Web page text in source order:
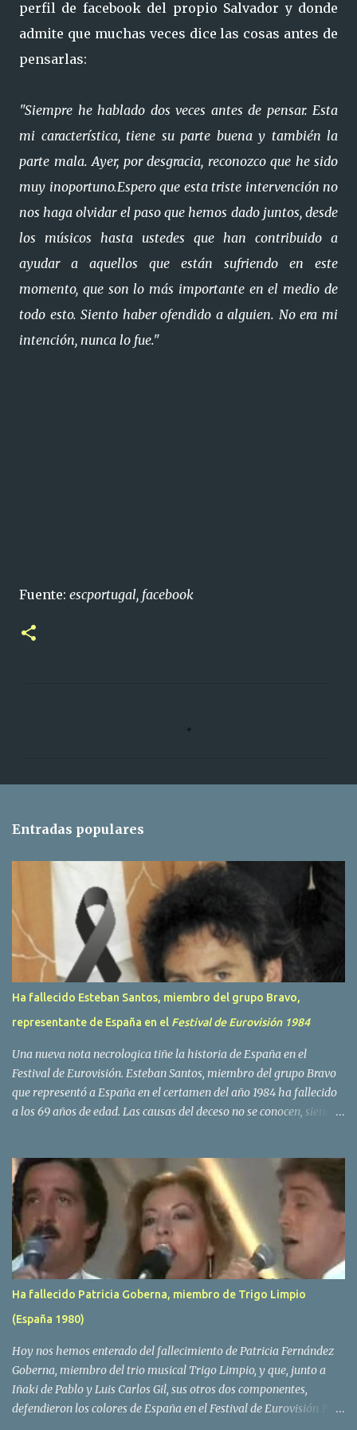
perfil de facebook del propio Salvador y donde
admite que muchas veces dice las cosas antes de
pensarlas:
"Siempre he hablado dos veces antes de pensar. Esta
mi característica, tiene su parte buena y también la
parte mala. Ayer, por desgracia, reconozco que he sido
muy inoportuno.Espero que esta triste intervención no
nos haga olvidar el paso que hemos dado juntos, desde
los músicos hasta ustedes que han contribuido a
ayudar a aquellos que están sufriendo en este
momento, que son lo más importante en el medio de
todo esto. Siento haber ofendido a alguien. No era mi
intención, nunca lo fue."
Fuente: escportugal, facebook
r
s
Entradas populares
Ha fallecido Esteban Santos, miembro del grupo Bravo,
representante de España en el Festival de Eurovisión 1984
Una nueva nota necrologica tiñe la historia de España en el
Festival de Eurovisión. Esteban Santos, miembro del grupo Bravo
que representó a España en el certamen del año 1984 ha fallecido
a los 69 años de edad. Las causas del deceso no se conocen, siendo
traves de las redes sociales. Nacido en Tolosa en 1951, durante su
epoca universitaria en la carrera de empresariales conoció al
estudiante de medicina Luis Villar, comenzando a actuar
juntos,Santos a la guitarra y Villar al piano, sin atreverse a dar el
salto al mercado profesional. Sin embargo esto cambió gracias a la
propia Amaia Saizar, que tras su abandono de Trigo Limpio,
recibió por parte de la discografica Hispavox el encargo de crear
un nuevo grupo, reclutando al duo de amigos y a la ex modelo
Yolanda Hoyos. Con los cuatro surgió en el año 1982 el grupo
Ha fallecido Patricia Goberna, miembro de Trigo Limpio
(España 1980)
Hoy nos hemos enterado del fallecimiento de Patricia Fernández
Goberna, miembro del trio musical Trigo Limpio, y que, junto a
Iñaki de Pablo y Luis Carlos Gil, sus otros dos componentes,
defendieron los colores de España en el Festival de Eurovisión 1980